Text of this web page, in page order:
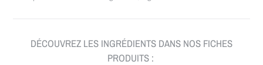
DÉCOUVREZ LES INGRÉDIENTS DANS NOS FICHES
PRODUITS :